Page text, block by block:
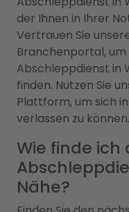
der Ihnen in Ihrer
Vertrauen Sie
Branchenportal,
Abschleppdienst in
finden. Nutzen Sie
Plattform, um sich
verlassen zu können.
Wie finde
Nähe?